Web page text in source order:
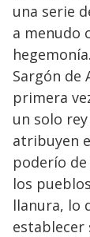
una serie
a menudo
Sargón de
primera
un solo
atribuyen
poderío
los
llanura, lo
establecer